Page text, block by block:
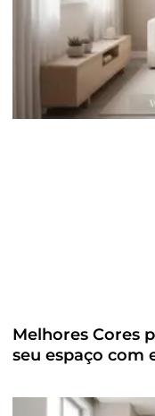
Melhores Cores
seu espaço com